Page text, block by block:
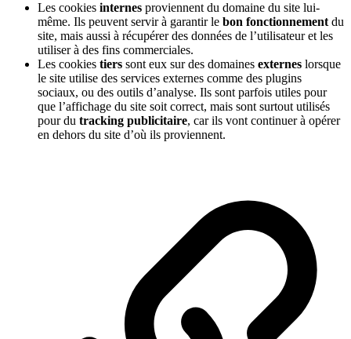
Les cookies internes proviennent du domaine du site lui-
même. Ils peuvent servir à garantir le bon fonctionnement du
site, mais aussi à récupérer des données de l’utilisateur et les
utiliser à des fins commerciales.
Les cookies tiers sont eux sur des domaines externes lorsque
le site utilise des services externes comme des plugins
sociaux, ou des outils d’analyse. Ils sont parfois utiles pour
que l’affichage du site soit correct, mais sont surtout utilisés
pour du tracking publicitaire, car ils vont continuer à opérer
en dehors du site d’où ils proviennent.